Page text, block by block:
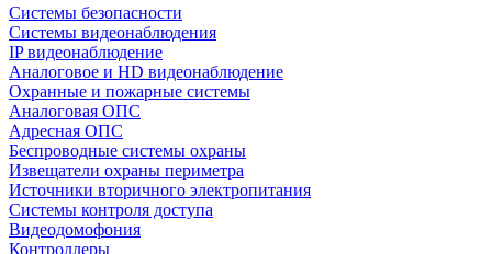
Системы безопасности
Системы видеонаблюдения
IP видеонаблюдение
Аналоговое и HD видеонаблюдение
Охранные и пожарные системы
Аналоговая ОПС
Адресная ОПС
Беспроводные системы охраны
Извещатели охраны периметра
Источники вторичного электропитания
Системы контроля доступа
Видеодомофония
Контроллеры